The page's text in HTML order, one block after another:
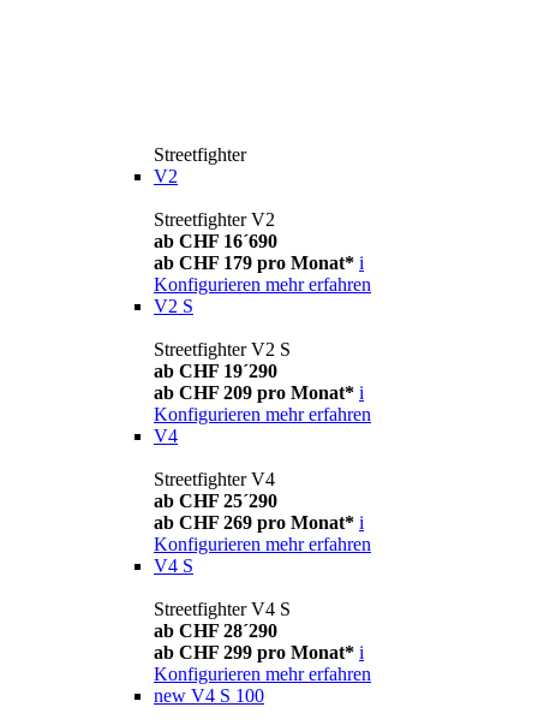
Streetfighter
V2
Streetfighter V2
ab CHF 16´690
ab CHF 179 pro Monat* i
Konfigurieren mehr erfahren
V2 S
Streetfighter V2 S
ab CHF 19´290
ab CHF 209 pro Monat* i
Konfigurieren mehr erfahren
V4
Streetfighter V4
ab CHF 25´290
ab CHF 269 pro Monat* i
Konfigurieren mehr erfahren
V4 S
Streetfighter V4 S
ab CHF 28´290
ab CHF 299 pro Monat* i
Konfigurieren mehr erfahren
new V4 S 100